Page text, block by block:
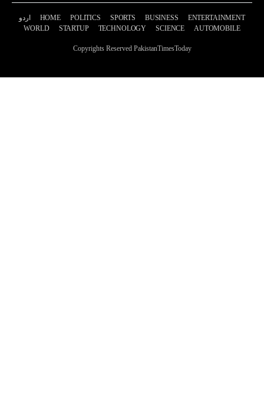
اردو HOME POLITICS SPORTS BUSINESS
ENTERTAINMENT
WORLD
STARTUP TECHNOLOGY SCIENCE AUTOMOBILE
Copyrights Reserved PakistanTimesToday